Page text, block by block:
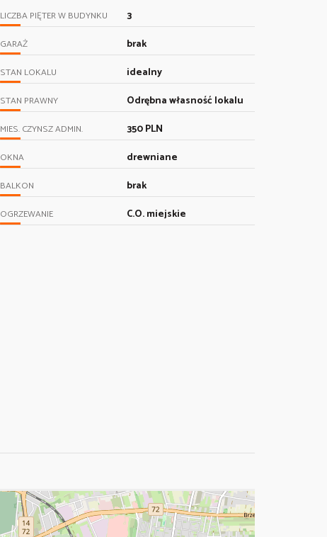
LICZBA PIĘTER W BUDYNKU 3
GARAŻ brak
STAN LOKALU idealny
STAN PRAWNY Odrębna własność lokalu
MIES. CZYNSZ ADMIN. 350 PLN
OKNA drewniane
BALKON brak
OGRZEWANIE C.O. miejskie